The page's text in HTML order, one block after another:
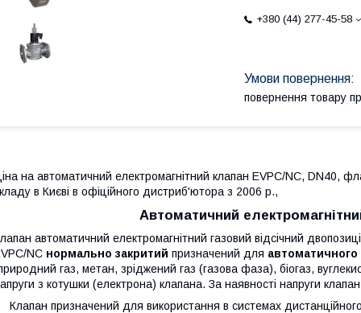
+380 (44) 277-45-58
повернення товару
на автоматичний електромагнітний клапан EVPC/NC, DN40,
в Києві в офіційного дистриб'ютора з 2006 р.,
Автоматичний
автоматичний електромагнітний газовий відсічний
NC нормально закритий призначений для автоматичного
газ, метан, зріджений газ (газова фаза), біогаз,
з котушки (електрона) клапана. За наявності напруги
Клапан призначений для використання в системах дистанційного